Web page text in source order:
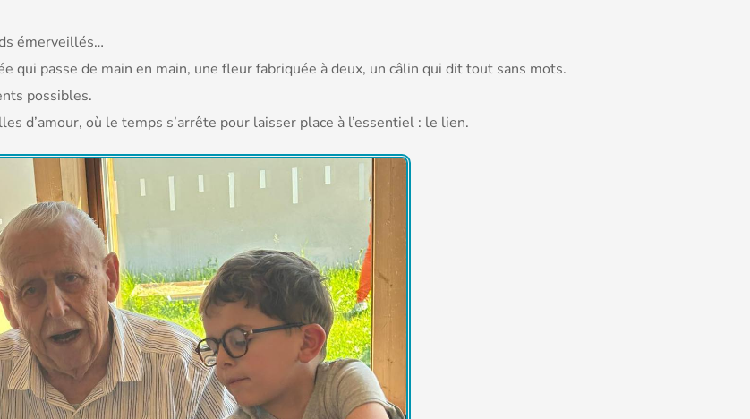
émerveillés…
qui passe de main en main, une fleur fabriquée à deux, un câlin qui dit tout sans mots.
possibles.
d’amour, où le temps s’arrête pour laisser place à l’essentiel : le lien.